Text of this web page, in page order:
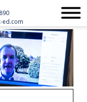
ed.com